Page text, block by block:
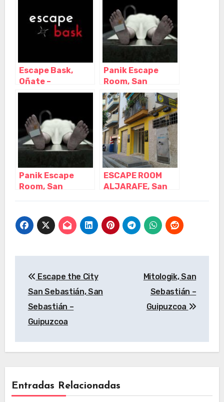
Escape Bask,
Oñate –
Guipuzcoa
Panik Escape
Room, San
Vicente del
Raspeig –
Alicante
Panik Escape
Room, San
Alicante
ESCAPE ROOM
ALJARAFE, San
Sevilla
de
entradas
Escape the City
San Sebastián, San
Sebastián –
Guipuzcoa
Mitologik, San
Sebastián –
Guipuzcoa
Entradas Relacionadas